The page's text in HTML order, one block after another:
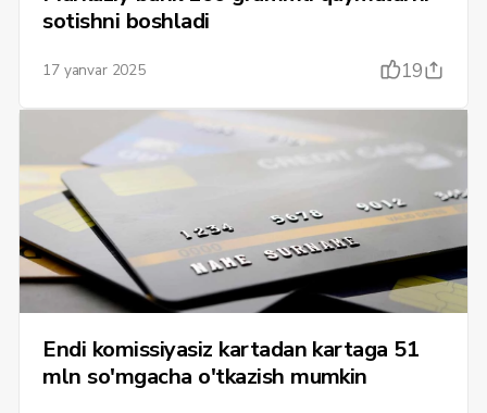
sotishni boshladi
17 yanvar 2025 19
Endi komissiyasiz kartadan kartaga 51
mln so'mgacha o'tkazish mumkin